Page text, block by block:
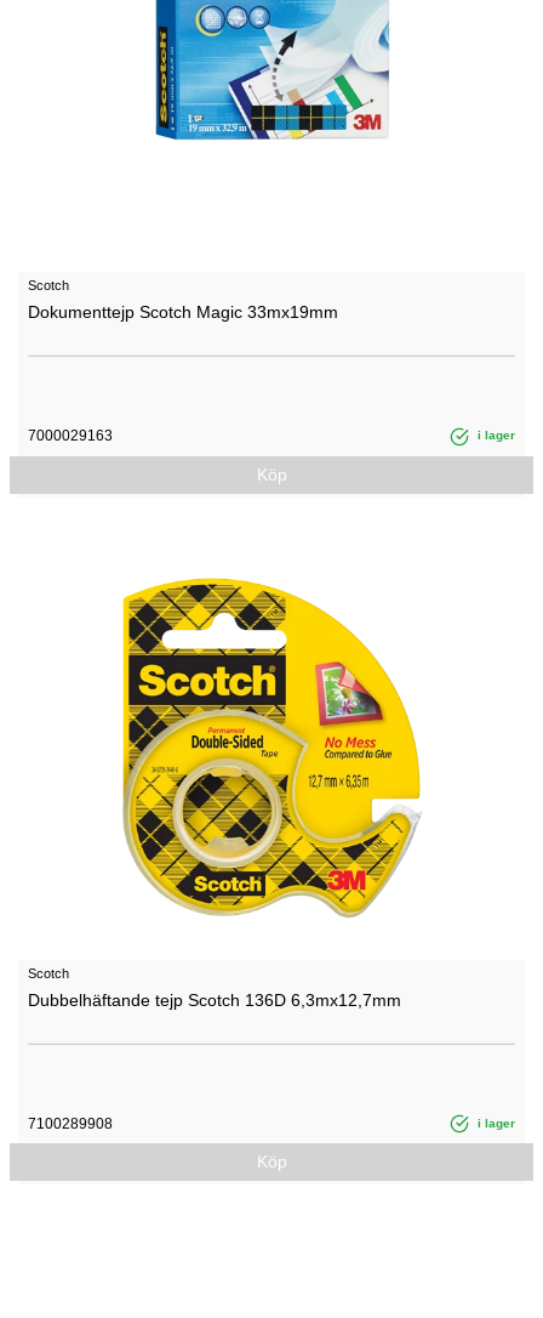
Scotch
Dokumenttejp Scotch Magic 33mx19mm
7000029163 i lager
Köp
Scotch
Dubbelhäftande tejp Scotch 136D 6,3mx12,7mm
7100289908 i lager
Köp